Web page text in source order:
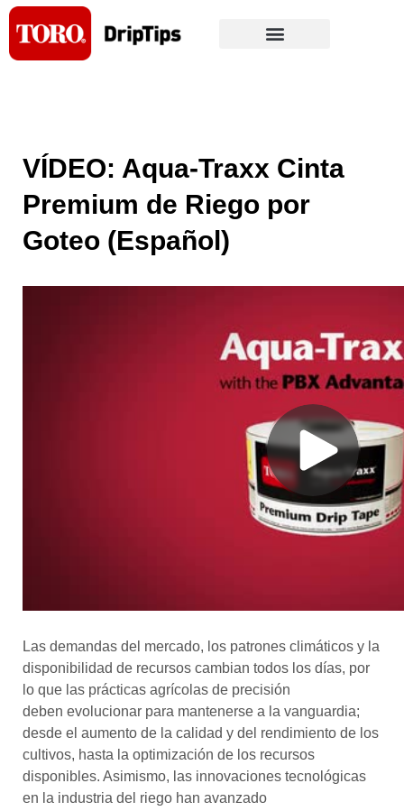
Skip
content
VÍDEO: Aqua-Traxx Cinta
Premium de Riego por
Goteo (Español)
Las demandas del mercado, los patrones climáticos y la
disponibilidad de recursos cambian todos los días, por
lo que las prácticas agrícolas de precisión
deben evolucionar para mantenerse a la vanguardia;
desde el aumento de la calidad y del rendimiento de los
cultivos, hasta la optimización de los recursos
disponibles. Asimismo, las innovaciones tecnológicas
en la industria del riego han avanzado